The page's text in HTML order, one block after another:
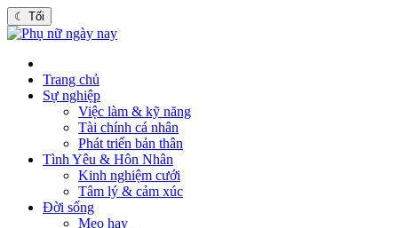
☾ Tối
Trang chủ
Sự nghiệp
Việc làm & kỹ năng
Tài chính cá nhân
Phát triển bản thân
Tình Yêu & Hôn Nhân
Kinh nghiệm cưới
Tâm lý & cảm xúc
Đời sống
Mẹo hay